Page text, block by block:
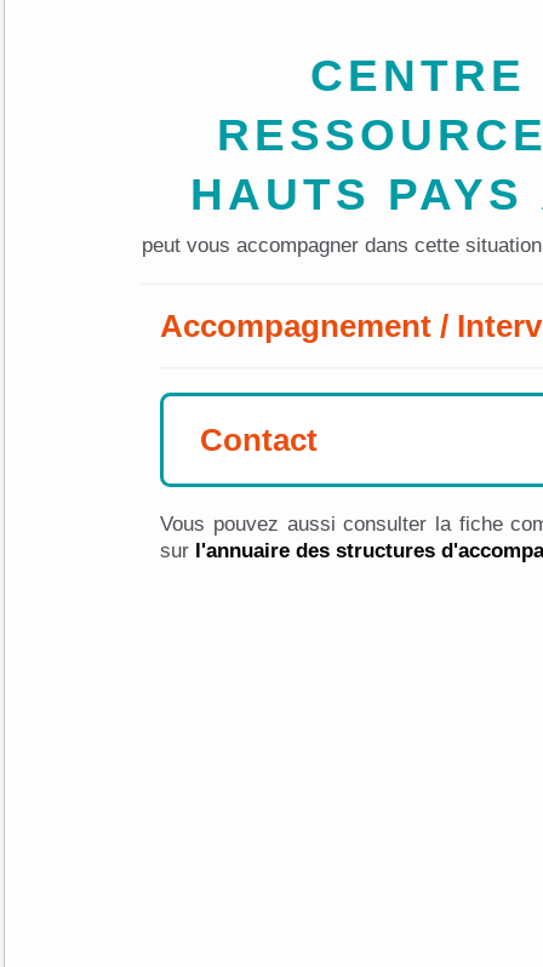
CENTRE DE
HAUTS
peut vous accompagner dans cette situation
Accompagnement /
Contact
Vous pouvez aussi consulter la fiche
sur l'annuaire des structures